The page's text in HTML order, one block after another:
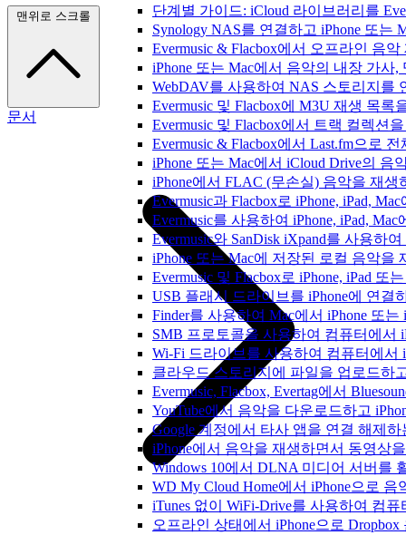
단계별 가이드: iCloud 라이브러리를
Synology NAS를 연결하고 iPhone 또는
Evermusic & Flacbox에서 오프라인 음
iPhone 또는 Mac에서 음악의 내장 가사
WebDAV를 사용하여 NAS 스토리지를
Evermusic 및 Flacbox에 M3U 재생 목록
Evermusic 및 Flacbox에서 트랙 컬렉션
Evermusic & Flacbox에서 Last.fm으로
iPhone 또는 Mac에서 iCloud Drive의 음
iPhone에서 FLAC (무손실) 음악을 재생
Evermusic과 Flacbox로 iPhone, iPad,
Evermusic를 사용하여 iPhone, iPad,
Evermusic와 SanDisk iXpand를 사용하
iPhone 또는 Mac에 저장된 로컬 음악을
Evermusic 및 Flacbox로 iPhone, iPad
USB 플래시 드라이브를 iPhone에 연
Finder를 사용하여 Mac에서 iPhone 또
SMB 프로토콜을 사용하여 컴퓨터에서
Wi-Fi 드라이브를 사용하여 컴퓨터에서
클라우드 스토리지에 파일을 업로드하
Evermusic, Flacbox, Evertag에서
YouTube에서 음악을 다운로드하고
Google 계정에서 타사 앱을 연결 해제하
iPhone에서 음악을 재생하면서 동영상
Windows 10에서 DLNA 미디어 서버를
WD My Cloud Home에서 iPhone으로
iTunes 없이 WiFi-Drive를 사용하여 컴
오프라인 상태에서 iPhone으로
맨위로 스크롤
문서